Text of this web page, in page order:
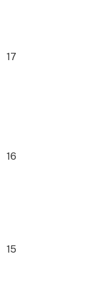
17
16
15